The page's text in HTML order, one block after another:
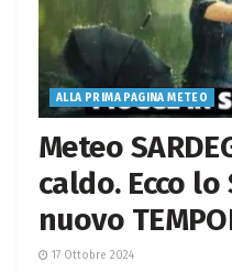
ALLA PRIMA PAGINA METEO
Meteo
caldo. Ecco lo
nuovo
17 Ottobre 2024